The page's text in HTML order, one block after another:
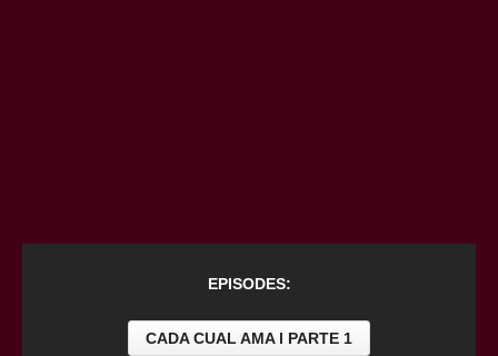
EPISODES:
CADA CUAL AMA l PARTE 1